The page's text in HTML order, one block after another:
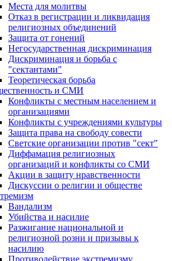
Места для молитвы
Отказ в регистрации и ликвидация
религиозных объединений
Защита от гонений
Негосударственная дискриминация
Дискриминация и борьба с
"сектантами"
Теоретическая борьба
и СМИ
Конфликты с местным населением и
организациями
Конфликты с учреждениями культуры
Защита права на свободу совести
Светские организации против "сект"
Диффамация религиозных
организаций и конфликты со СМИ
Акции в защиту нравственности
Дискуссии о религии и обществе
Вандализм
Убийства и насилие
Разжигание национальной и
религиозной розни и призывы к
насилию